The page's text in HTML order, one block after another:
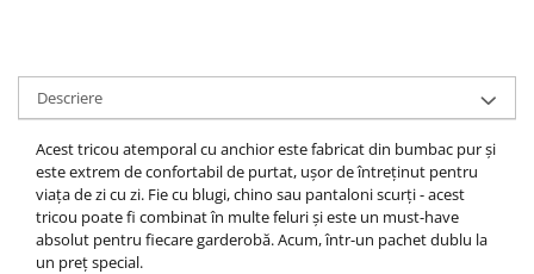
Descriere
Acest tricou atemporal cu anchior este fabricat din bumbac pur și
este extrem de confortabil de purtat, ușor de întreținut pentru
viața de zi cu zi. Fie cu blugi, chino sau pantaloni scurți - acest
tricou poate fi combinat în multe feluri și este un must-have
absolut pentru fiecare garderobă.Acum, într-un pachet dublu la
un preț special.